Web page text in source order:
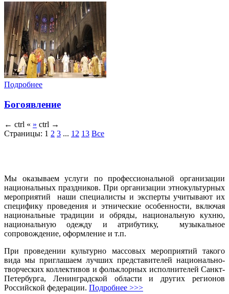
Подробнее
Богоявление
← ctrl « » ctrl →
Страницы: 1 2 3 ... 12 13 Все
Мы оказываем услуги по профессиональной организации
национальных праздников. При организации этнокультурных
мероприятий наши специалисты и эксперты учитывают их
специфику проведения и этнические особенности, включая
национальные традиции и обряды, национальную кухню,
национальную одежду и атрибутику, музыкальное
сопровождение, оформление и т.п.
При проведении культурно массовых мероприятий такого
вида мы приглашаем лучших представителей национально-
творческих коллективов и фольклорных исполнителей Санкт-
Петербурга, Ленинградской области и других регионов
Российской федерации. Подробнее >>>